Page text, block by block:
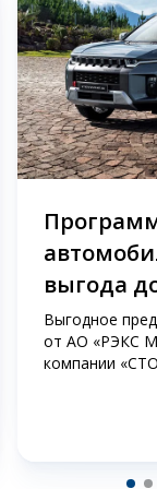
выгода
Выгодное
от АО «РЭКС
компании